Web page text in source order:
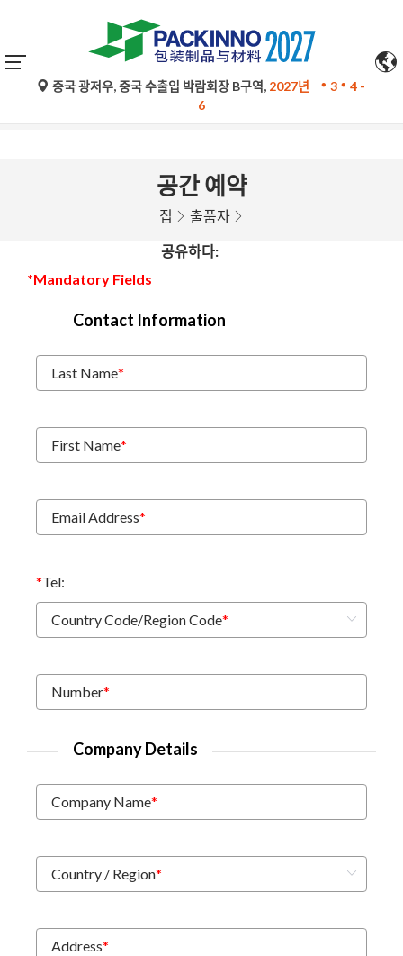
구글 번역의 자동 번역은 참고용일 뿐이며 정확하지 않을 수 있
습니다. 문의 사항은 원문을 참조하십시오.
중국 광저우, 중국 수출입 박람회장 B구역, 2027년 3
4 -
6
공간 예약
집 출품자
공유하다:
*Mandatory Fields
Contact Information
Last Name*
First Name*
Email Address*
*Tel:
Country Code/Region Code*
Number*
Company Details
Company Name*
Country / Region*
Address*